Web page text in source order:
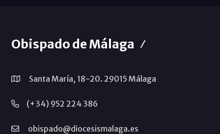
Obispado de Málaga
Santa María, 18-20. 29015 Málaga
(+34) 952 224 386
obispado@diocesismalaga.es